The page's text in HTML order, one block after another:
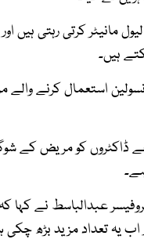
مانیٹر کرتی رہتی
ہیں۔
استعمال کرنے
کو مریض کے
اب یہ تعداد مزید بڑھ